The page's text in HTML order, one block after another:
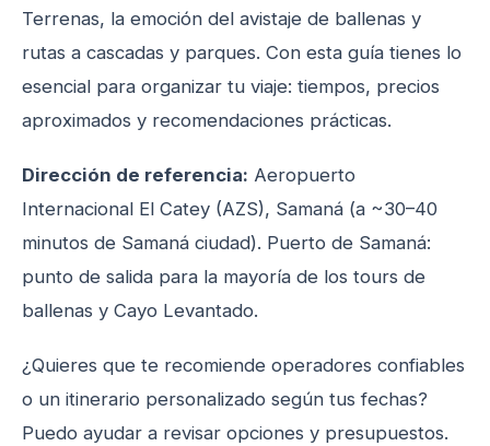
Terrenas, la emoción del avistaje de ballenas y
rutas a cascadas y parques. Con esta guía tienes lo
esencial para organizar tu viaje: tiempos, precios
aproximados y recomendaciones prácticas.
Dirección de referencia: Aeropuerto
Internacional El Catey (AZS), Samaná (a ~30–40
minutos de Samaná ciudad). Puerto de Samaná:
punto de salida para la mayoría de los tours de
ballenas y Cayo Levantado.
¿Quieres que te recomiende operadores confiables
o un itinerario personalizado según tus fechas?
Puedo ayudar a revisar opciones y presupuestos.